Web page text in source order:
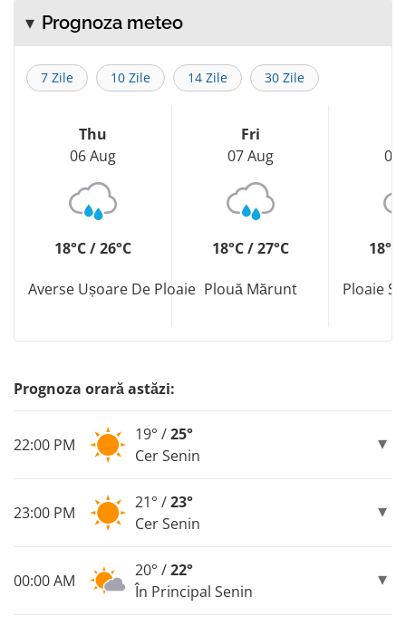
Prognoza meteo
7 Zile 10 Zile 14 Zile 30 Zile
Thu
06 Aug
18°C / 26°C
Averse Ușoare De Ploaie
Fri
07 Aug
18°C / 27°C
Plouă Mărunt
08
18°C
Ploaie
Prognoza orară astăzi:
22:00 PM
19° /25°
Cer Senin
23:00 PM
21° /23°
Cer Senin
00:00 AM
20° /22°
În Principal Senin